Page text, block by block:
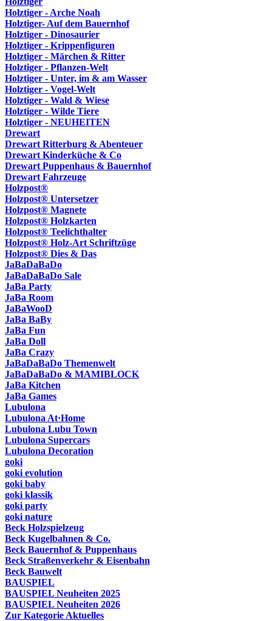
Holztiger - Arche Noah
Holztiger- Auf dem Bauernhof
Holztiger - Dinosaurier
Holztiger - Krippenfiguren
Holztiger - Märchen & Ritter
Holztiger - Pflanzen-Welt
Holztiger - Unter, im & am Wasser
Holztiger - Vogel-Welt
Holztiger - Wald & Wiese
Holztiger - Wilde Tiere
Holztiger - NEUHEITEN
Drewart
Drewart Ritterburg & Abenteuer
Drewart Kinderküche & Co
Drewart Puppenhaus & Bauernhof
Drewart Fahrzeuge
Holzpost®
Holzpost® Untersetzer
Holzpost® Magnete
Holzpost® Holzkarten
Holzpost® Teelichthalter
Holzpost® Holz-Art Schriftzüge
Holzpost® Dies & Das
JaBaDaBaDo
JaBaDaBaDo Sale
JaBa Party
JaBa Room
JaBaWooD
JaBa BaBy
JaBa Fun
JaBa Doll
JaBa Crazy
JaBaDaBaDo Themenwelt
JaBaDaBaDo & MAMIBLOCK
JaBa Kitchen
JaBa Games
Lubulona
Lubulona At·Home
Lubulona Lubu Town
Lubulona Supercars
Lubulona Decoration
goki
goki evolution
goki baby
goki klassik
goki party
goki nature
Beck Holzspielzeug
Beck Kugelbahnen & Co.
Beck Bauernhof & Puppenhaus
Beck Straßenverkehr & Eisenbahn
Beck Bauwelt
BAUSPIEL
BAUSPIEL Neuheiten 2025
BAUSPIEL Neuheiten 2026
Zur Kategorie Aktuelles